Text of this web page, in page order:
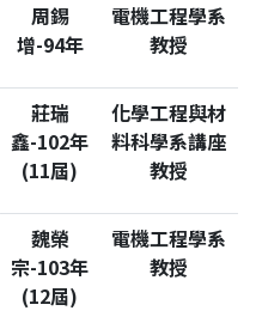
周錫
增-94年
電機工程學系
教授
莊瑞
鑫-102年
(11屆)
化學工程與材
料科學系講座
教授
魏榮
宗-103年
(12屆)
電機工程學系
教授